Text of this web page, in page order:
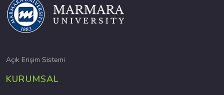
Açık Erişim Sistemi
KURUMSAL